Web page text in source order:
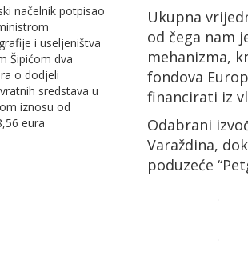
načelnik potpisao
i useljeništva
Šipićom dva
o dodjeli
sredstava u
iznosu od
eura
Ukupna
od čega nam
mehanizma,
fondova
financirati iz
Odabrani
Varaždina,
poduzeće